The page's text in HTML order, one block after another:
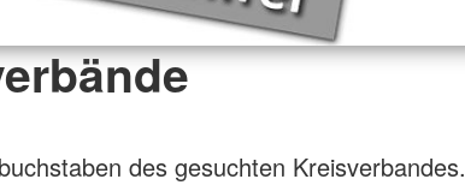
des gesuchten Kreisverbandes.